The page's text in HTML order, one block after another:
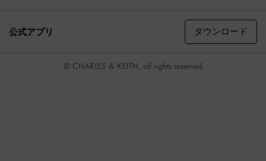
公式アプリ ダウンロード
© CHARLES & KEITH, all rights reserved